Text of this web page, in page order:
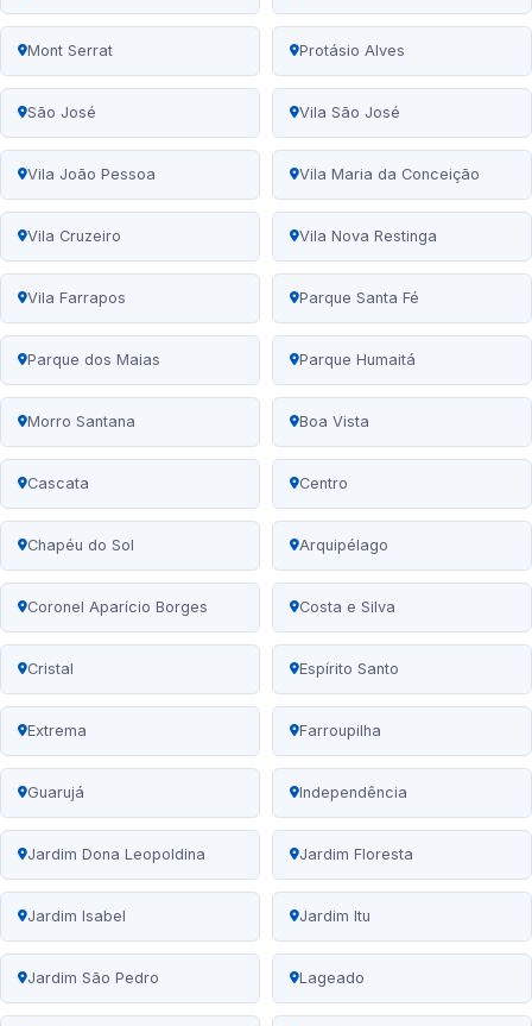
Mont Serrat Protásio Alves
São José Vila São José
Vila João Pessoa Vila Maria da Conceição
Vila Cruzeiro Vila Nova Restinga
Vila Farrapos Parque Santa Fé
Parque dos Maias Parque Humaitá
Morro Santana Boa Vista
Cascata Centro
Chapéu do Sol Arquipélago
Coronel Aparício Borges Costa e Silva
Cristal Espírito Santo
Extrema Farroupilha
Guarujá Independência
Jardim Dona Leopoldina Jardim Floresta
Jardim Isabel Jardim Itu
Jardim São Pedro Lageado